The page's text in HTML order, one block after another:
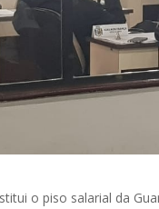
o piso salarial da